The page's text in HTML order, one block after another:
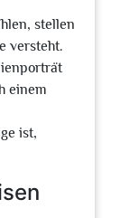
stellen
versteht.
einem
ist,